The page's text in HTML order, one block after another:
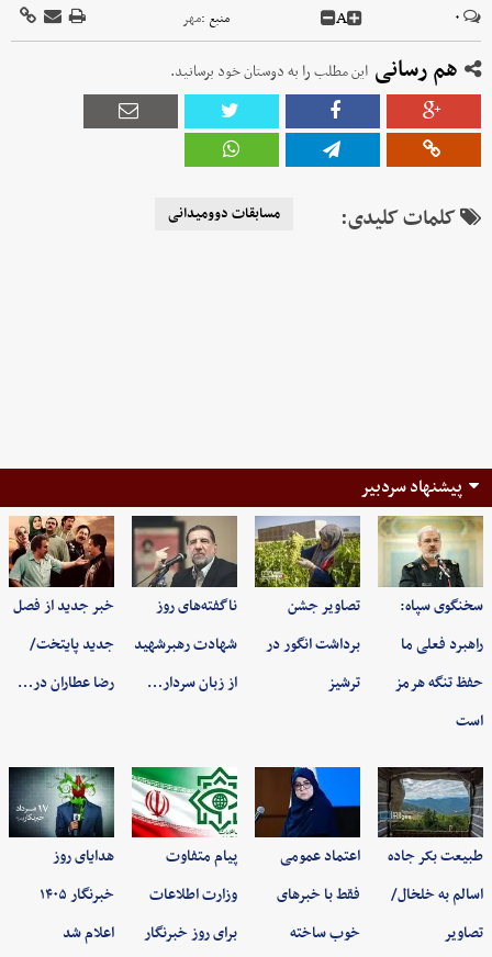
۰ A منبع :مهر
هم رسانی این مطلب را به دوستان خود برسانید.
کلمات کلیدی: مسابقات دوومیدانی
پیشنهاد سردبیر
سخنگوی سپاه:
راهبرد فعلی ما
حفظ تنگه هرمز
است
تصاویر جشن
برداشت انگور در
ترشیز
ناگفته‌های روز
شهادت رهبرشهید
از زبان سردار…
خبر جدید از فصل
جدید پایتخت/
رضا عطاران در…
طبیعت بکر جاده
اسالم به خلخال/
تصاویر
اعتماد عمومی
فقط با خبرهای
خوب ساخته
پیام متفاوت
وزارت اطلاعات
برای روز خبرنگار
هدایای روز
خبرنگار ۱۴۰۵
اعلام شد